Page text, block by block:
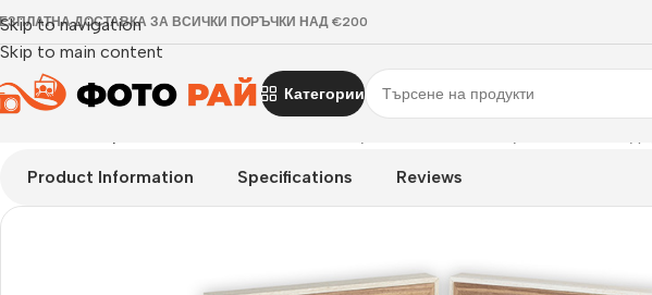
Skip to navigation
Skip to main content
ДОСТАВКА ЗА ВСИЧКИ ПОРЪЧКИ НАД €200
Категории
Product Information Specifications Reviews